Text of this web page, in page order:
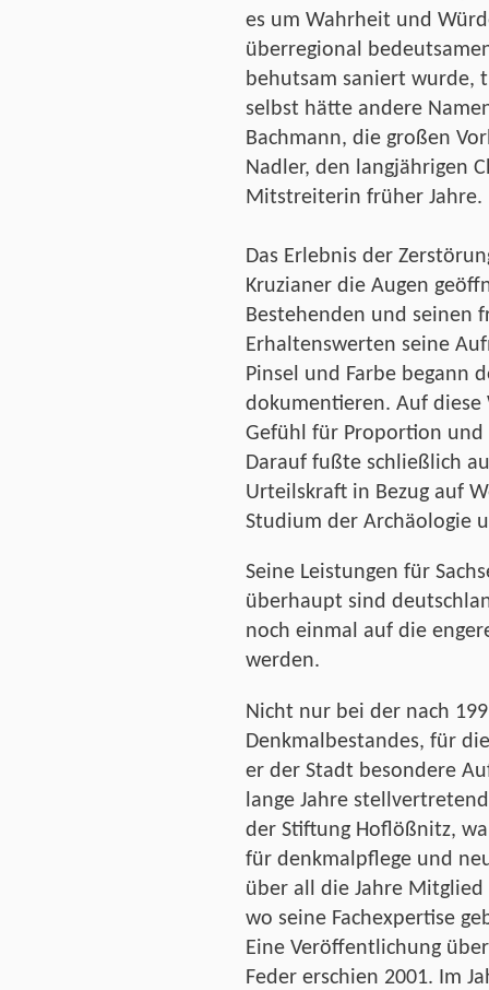
es um Wahrheit und
überregional
behutsam saniert wurde,
selbst hätte andere
Bachmann, die großen
Nadler, den langjährigen
Mitstreiterin früher Jahre.
Das Erlebnis der
Kruzianer die Augen
Bestehenden und seinen
Erhaltenswerten seine
Pinsel und Farbe begann
dokumentieren. Auf diese
Gefühl für Proportion und
Darauf fußte schließlich
Urteilskraft in Bezug auf
Studium der Archäologie
Seine Leistungen für
überhaupt sind
noch einmal auf die
werden.
Nicht nur bei der nach
Denkmalbestandes, für
er der Stadt besondere
lange Jahre
der Stiftung Hoflößnitz,
für denkmalpflege und
über all die Jahre
wo seine Fachexpertise
Eine Veröffentlichung
Feder erschien 2001. Im